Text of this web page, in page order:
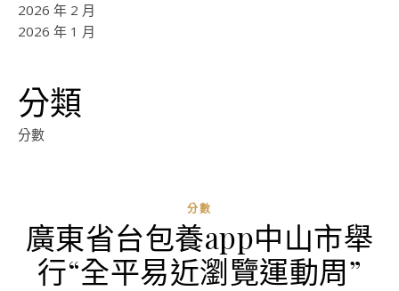
2026 年 2 月
2026 年 1 月
分類
分數
分數
廣東省台包養app中山市舉
行“全平易近瀏覽運動周”